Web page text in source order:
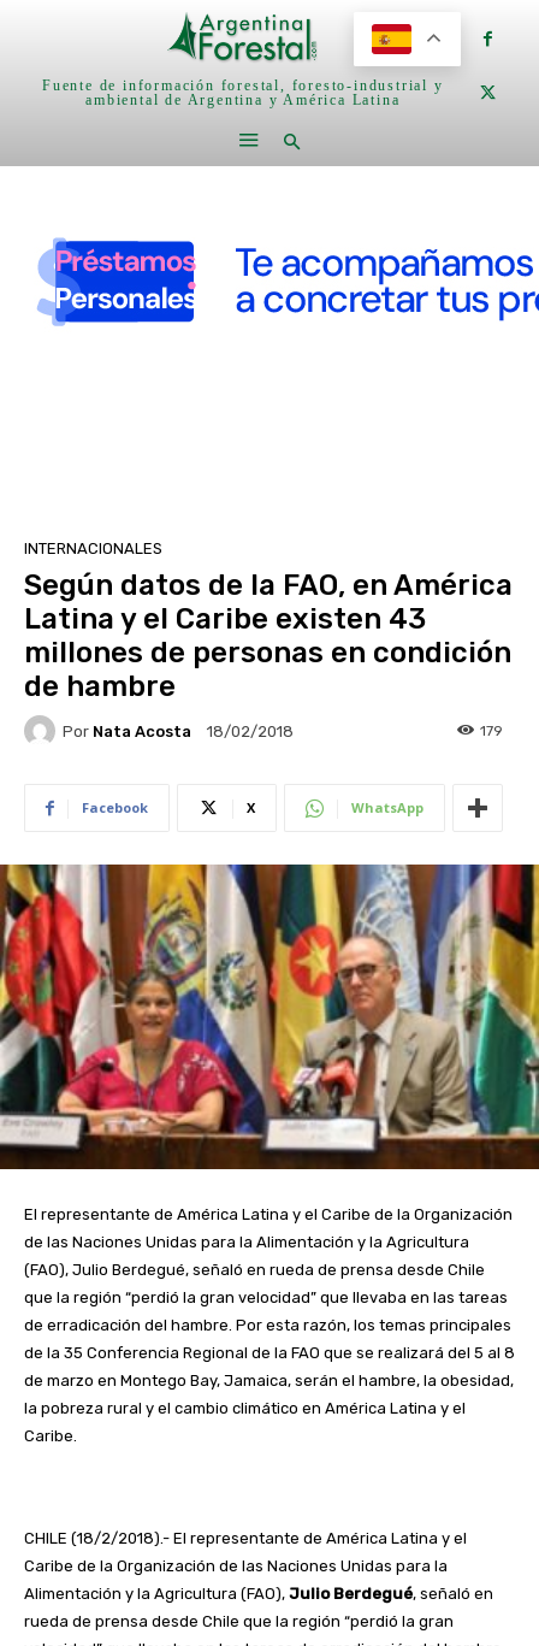
Fuente de información forestal, foresto-industrial y
ambiental de Argentina y América Latina
INTERNACIONALES
Según datos de la FAO, en América
Latina y el Caribe existen 43
millones de personas en condición
de hambre
Por Nata Acosta 18/02/2018 179
Facebook X WhatsApp
El representante de América Latina y el Caribe de la Organización
de las Naciones Unidas para la Alimentación y la Agricultura
(FAO), Julio Berdegué, señaló en rueda de prensa desde Chile
que la región “perdió la gran velocidad” que llevaba en las tareas
de erradicación del hambre. Por esta razón, los temas principales
de la 35 Conferencia Regional de la FAO que se realizará del 5 al 8
de marzo en Montego Bay, Jamaica, serán el hambre, la obesidad,
la pobreza rural y el cambio climático en América Latina y el
Caribe.
CHILE (18/2/2018).- El representante de América Latina y el
Caribe de la Organización de las Naciones Unidas para la
Alimentación y la Agricultura (FAO), Julio Berdegué, señaló en
rueda de prensa desde Chile que la región “perdió la gran